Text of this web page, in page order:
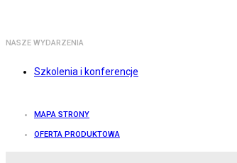
NASZE WYDARZENIA
Szkolenia i konferencje
MAPA STRONY
OFERTA PRODUKTOWA